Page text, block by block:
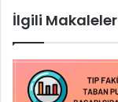
İlgili Makaleler